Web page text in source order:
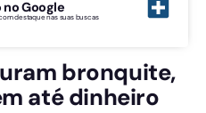
no Google
destaque nas suas buscas
bronquite,
até dinheiro